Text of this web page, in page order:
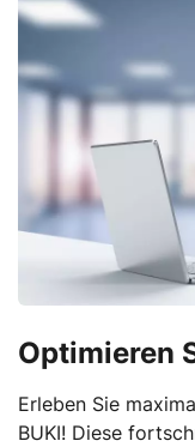
Optimieren
Erleben Sie
BUKI! Diese